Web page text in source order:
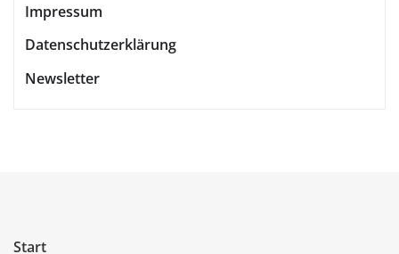
Impressum
Datenschutzerklärung
Newsletter
Start